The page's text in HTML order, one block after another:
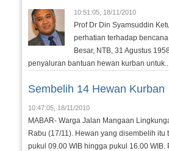
10:51:05, 18/11/2010
Prof Dr Din Syamsuddin
perhatian terhadap
Besar, NTB, 31 Agustus
penyaluran bantuan hewan kurban
Sembelih 14 Hewan Kurban
10:47:05, 18/11/2010
MABAR- Warga Jalan Mangaan
Rabu (17/11). Hewan yang disembelih
pukul 09.00 WIB hingga pukul 16.00